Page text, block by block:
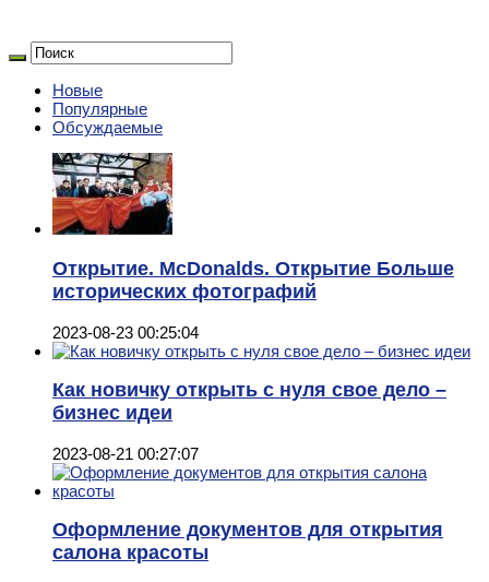
Новые
Популярные
Обсуждаемые
Открытие. McDonalds. Открытие Больше
исторических фотографий
2023-08-23 00:25:04
Как новичку открыть с нуля свое дело –
бизнес идеи
2023-08-21 00:27:07
Оформление документов для открытия
салона красоты